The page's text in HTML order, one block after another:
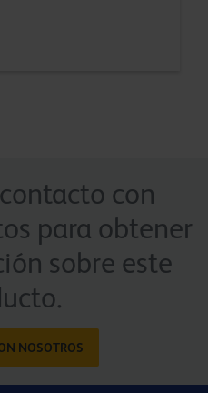
con
para obtener
sobre este
NOSOTROS